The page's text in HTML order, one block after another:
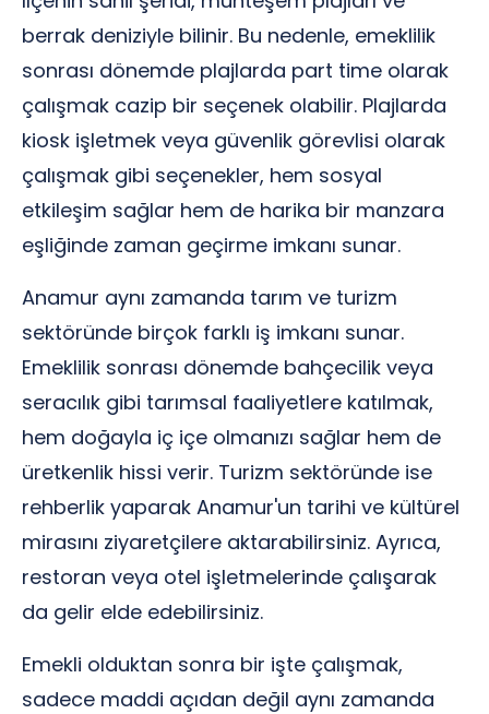
berrak deniziyle bilinir. Bu nedenle, emeklilik
sonrası dönemde plajlarda part time olarak
çalışmak cazip bir seçenek olabilir. Plajlarda
kiosk işletmek veya güvenlik görevlisi olarak
çalışmak gibi seçenekler, hem sosyal
etkileşim sağlar hem de harika bir manzara
eşliğinde zaman geçirme imkanı sunar.
Anamur aynı zamanda tarım ve turizm
sektöründe birçok farklı iş imkanı sunar.
Emeklilik sonrası dönemde bahçecilik veya
seracılık gibi tarımsal faaliyetlere katılmak,
hem doğayla iç içe olmanızı sağlar hem de
üretkenlik hissi verir. Turizm sektöründe ise
rehberlik yaparak Anamur'un tarihi ve kültürel
mirasını ziyaretçilere aktarabilirsiniz. Ayrıca,
restoran veya otel işletmelerinde çalışarak
da gelir elde edebilirsiniz.
Emekli olduktan sonra bir işte çalışmak,
sadece maddi açıdan değil aynı zamanda